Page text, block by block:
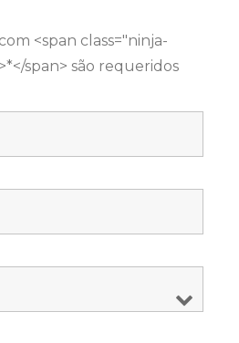
<span class="ninja-
span> são requeridos